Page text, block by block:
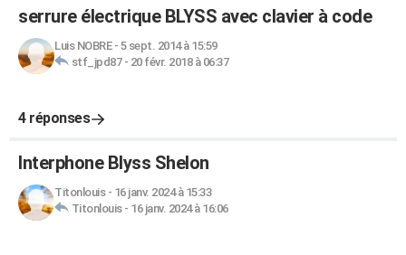
serrure électrique BLYSS avec clavier à code
Luis NOBRE- 5 sept. 2014 à 15:59
stf_jpd87- 20 févr. 2018 à 06:37
4 réponses
Interphone Blyss Shelon
Titonlouis- 16 janv. 2024 à 15:33
Titonlouis- 16 janv. 2024 à 16:06